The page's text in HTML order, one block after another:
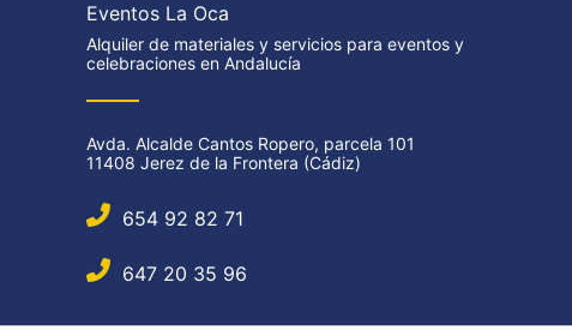
Eventos La Oca
Alquiler de materiales y servicios para eventos y
celebraciones en Andalucía
Avda. Alcalde Cantos Ropero, parcela 101
11408 Jerez de la Frontera (Cádiz)
654 92 82 71
647 20 35 96